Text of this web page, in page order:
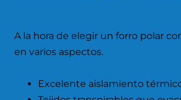
A la hora de elegir un forro polar
en varios aspectos.
Excelente aislamiento